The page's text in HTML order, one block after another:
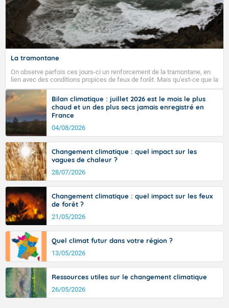
La tramontane
On observe parfois ces jours-ci un renforcement de la tramontane, en
lien avec des conditions propices de feux de forêt. Mais qu'est-ce que la
tramontane ? Quelles sont ses caractéristiques ? La tramontane est un
vent turbulent soufflant de secteur nord-ouest à nord, ou ouest à nord-
ouest, dans un secteur qui part du Roussillon à la vallée de l’Aude et à
l’ouest de l’Hérault. L’étymologie de ce vent vient du latin trasmontanus,
signifiant au-delà des monts, en allusion aux régions montagneuses
d’où provient ce vent.
Bilan climatique : juillet 2026 est le mois le plus
chaud et un des plus secs jamais enregistré en
France
04/08/2026
Changement climatique : quel impact sur les
vagues de chaleur ?
28/07/2026
Changement climatique : quel impact sur les feux
de forêt ?
21/05/2026
Quel climat futur dans votre région ?
13/05/2026
Ressources utiles sur le changement climatique
26/05/2026